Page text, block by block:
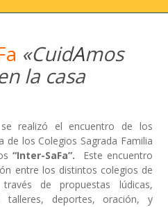
«CuidAmos
la casa
realizó el encuentro de los
de los Colegios Sagrada Familia
“Inter-SaFa”. Este encuentro
entre los distintos colegios de
de propuestas lúdicas,
talleres, deportes, oración, y